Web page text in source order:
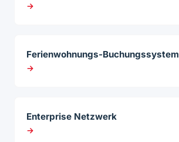
→
Ferienwohnungs-Buchungssystem
→
Enterprise Netzwerk
→